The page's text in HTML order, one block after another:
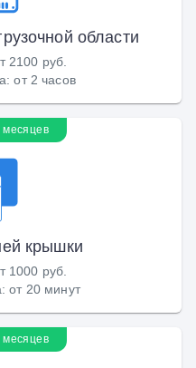
области
2100 руб.
:от 2 часов
месяцев
крышки
1000 руб.
:от 20 минут
месяцев